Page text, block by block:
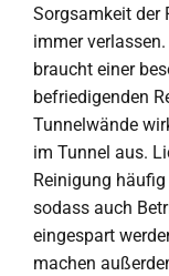
Sorgsamkeit der
immer
braucht einer
befriedigenden
Tunnelwände
im Tunnel aus.
Reinigung
sodass auch
eingespart
machen